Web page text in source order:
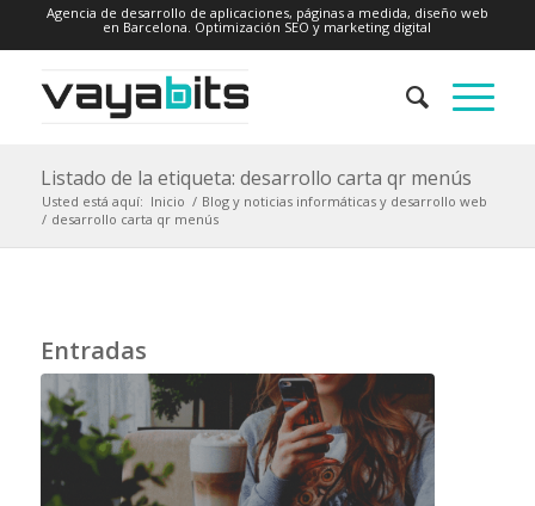
Agencia de desarrollo de aplicaciones, páginas a medida, diseño web
en Barcelona. Optimización SEO y marketing digital
Listado de la etiqueta: desarrollo carta qr menús
Usted está aquí: Inicio / Blog y noticias informáticas y desarrollo web
/ desarrollo carta qr menús
Entradas